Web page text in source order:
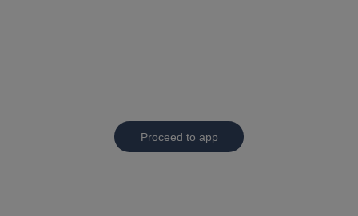
Proceed to app